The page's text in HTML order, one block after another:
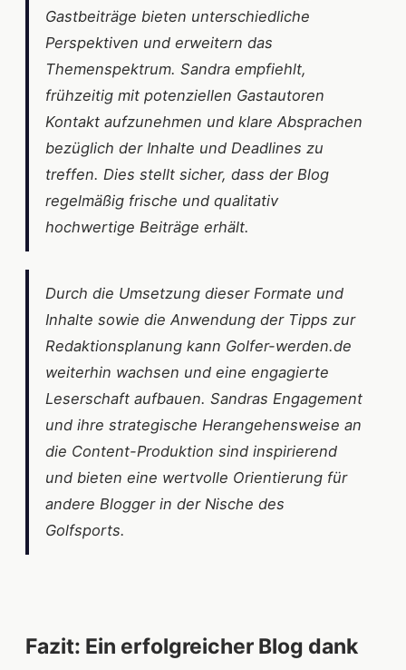
Gastbeiträge bieten unterschiedliche
Perspektiven und erweitern das
Themenspektrum. Sandra empfiehlt,
frühzeitig mit potenziellen Gastautoren
Kontakt aufzunehmen und klare Absprachen
bezüglich der Inhalte und Deadlines zu
treffen. Dies stellt sicher, dass der Blog
regelmäßig frische und qualitativ
hochwertige Beiträge erhält.
Durch die Umsetzung dieser Formate und
Inhalte sowie die Anwendung der Tipps zur
Redaktionsplanung kann Golfer-werden.de
weiterhin wachsen und eine engagierte
Leserschaft aufbauen. Sandras Engagement
und ihre strategische Herangehensweise an
die Content-Produktion sind inspirierend
und bieten eine wertvolle Orientierung für
andere Blogger in der Nische des
Golfsports.
Fazit: Ein erfolgreicher Blog dank